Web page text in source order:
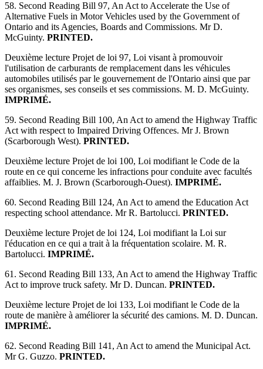
58. Second Reading Bill 97, An Act to Accelerate the Use of
Alternative Fuels in Motor Vehicles used by the Government of
Ontario and its Agencies, Boards and Commissions. Mr D.
McGuinty. PRINTED.
Deuxième lecture Projet de loi 97, Loi visant à promouvoir
l'utilisation de carburants de remplacement dans les véhicules
automobiles utilisés par le gouvernement de l'Ontario ainsi que par
ses organismes, ses conseils et ses commissions. M. D. McGuinty.
IMPRIMÉ.
59. Second Reading Bill 100, An Act to amend the Highway Traffic
Act with respect to Impaired Driving Offences. Mr J. Brown
(Scarborough West). PRINTED.
Deuxième lecture Projet de loi 100, Loi modifiant le Code de la
route en ce qui concerne les infractions pour conduite avec facultés
affaiblies. M. J. Brown (Scarborough-Ouest). IMPRIMÉ.
60. Second Reading Bill 124, An Act to amend the Education Act
respecting school attendance. Mr R. Bartolucci. PRINTED.
Deuxième lecture Projet de loi 124, Loi modifiant la Loi sur
l'éducation en ce qui a trait à la fréquentation scolaire. M. R.
Bartolucci. IMPRIMÉ.
61. Second Reading Bill 133, An Act to amend the Highway Traffic
Act to improve truck safety. Mr D. Duncan. PRINTED.
Deuxième lecture Projet de loi 133, Loi modifiant le Code de la
route de manière à améliorer la sécurité des camions. M. D. Duncan.
IMPRIMÉ.
62. Second Reading Bill 141, An Act to amend the Municipal Act.
Mr G. Guzzo. PRINTED.